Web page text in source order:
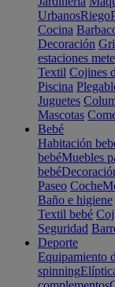
UrbanosRiego
Cocina
Decoración
estaciones
Textil Cojines
Piscina
Juguetes
Mascotas
Bebé
Habitación
bebéMuebles
bebé
Paseo Coche
Baño e higiene
Textil bebé
Seguridad
Deporte
Equipamiento
spinning